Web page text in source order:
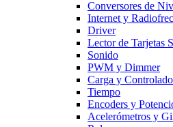
Conversores de
Internet y
Driver
Lector de Tarjetas
Sonido
PWM y Dimmer
Carga y
Tiempo
Encoders y
Acelerómetros y